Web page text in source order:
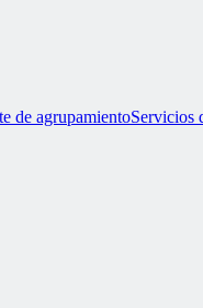
de agrupamientoServicios